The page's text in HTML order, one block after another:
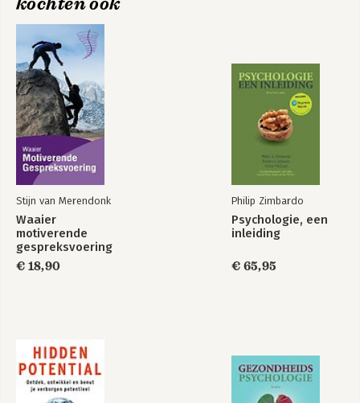
Stijn van Merendonk
Waaier
motiverende
gespreksvoering
€ 18,90
Philip Zimbardo
Psychologie, een
inleiding
€ 65,95